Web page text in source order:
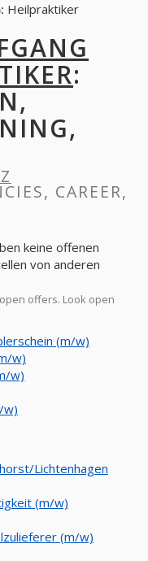
: Heilpraktiker
:
CAREER,
keine offenen
von anderen
offers. Look open
(m/w)
w)
w)
w)
Lichtenhagen
(m/w)
(m/w)